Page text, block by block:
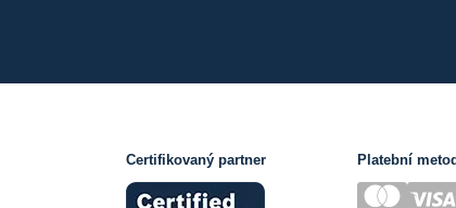
Certifikovaný partner Platební